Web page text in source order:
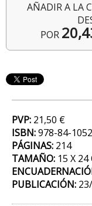
AÑADIR A LA
POR
PVP: 21,50 €
ISBN:978-84-
PÁGINAS: 214
TAMAÑO: 15 X 24
PUBLICACIÓN: